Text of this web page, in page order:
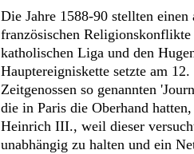
Die Jahre 1588-90 stellten
französischen
katholischen Liga und den
Hauptereigniskette setzte am
Zeitgenossen so genannten
die in Paris die Oberhand
Heinrich III., weil dieser
unabhängig zu halten und ein